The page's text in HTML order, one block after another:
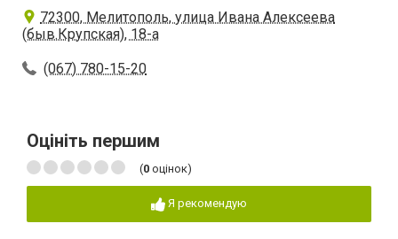
72300, Мелитополь, улица Ивана Алексеева
(быв.Крупская), 18-а
(067) 780-15-20
Оцініть першим
(0 оцінок)
Я рекомендую